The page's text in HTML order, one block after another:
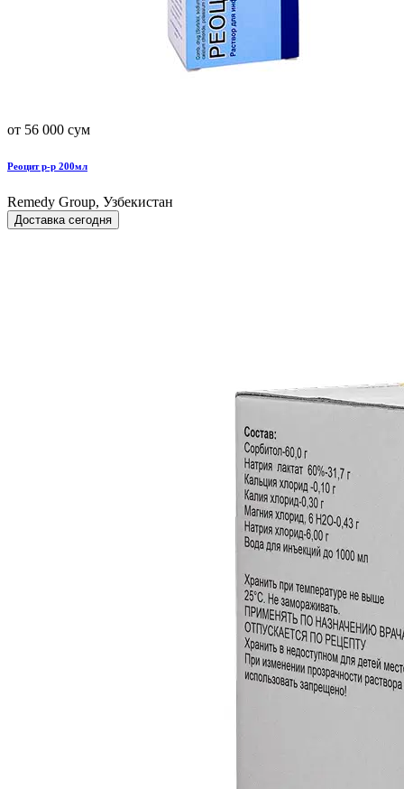
от 56 000 сум
Реоцит р-р 200мл
Remedy Group, Узбекистан
Доставка сегодня